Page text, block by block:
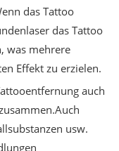
das Tattoo
das Tattoo
was mehrere
Effekt zu erzielen.
auch
usw.